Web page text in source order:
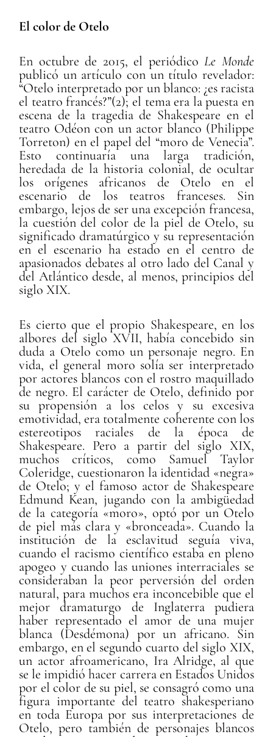
El color de Otelo
En octubre de 2015, el periódicoLe Monde
publicó un artículo con un título revelador:
“Otelo interpretado por un blanco: ¿es racista
el teatro francés?”(2); el tema era la puesta en
escena de la tragedia de Shakespeare en el
teatro Odéon con un actor blanco (Philippe
Torreton) en el papel del “moro de Venecia”.
Esto continuaría una larga tradición,
heredada de la historia colonial, de ocultar
los orígenes africanos de Otelo en el
escenario de los teatros franceses. Sin
embargo, lejos de ser una excepción francesa,
la cuestión del color de la piel de Otelo, su
significado dramatúrgico y su representación
en el escenario ha estado en el centro de
apasionados debates al otro lado del Canal y
del Atlántico desde, al menos, principios del
siglo XIX.
Es cierto que el propio Shakespeare, en los
albores del siglo XVII, había concebido sin
duda a Otelo como un personaje negro. En
vida, el general moro solía ser interpretado
por actores blancos con el rostro maquillado
de negro. El carácter de Otelo, definido por
su propensión a los celos y su excesiva
emotividad, era totalmente coherente con los
estereotipos raciales de la época de
Shakespeare. Pero a partir del siglo XIX,
muchos críticos, como Samuel Taylor
Coleridge, cuestionaron la identidad «negra»
de Otelo; y el famoso actor de Shakespeare
Edmund Kean, jugando con la ambigüedad
de la categoría «moro», optó por un Otelo
de piel más clara y «bronceada». Cuando la
institución de la esclavitud seguía viva,
cuando el racismo científico estaba en pleno
apogeo y cuando las uniones interraciales se
consideraban la peor perversión del orden
natural, para muchos era inconcebible que el
mejor dramaturgo de Inglaterra pudiera
haber representado el amor de una mujer
blanca (Desdémona) por un africano. Sin
embargo, en el segundo cuarto del siglo XIX,
un actor afroamericano, Ira Alridge, al que
se le impidió hacer carrera en Estados Unidos
por el color de su piel, se consagró como una
figura importante del teatro shakesperiano
en toda Europa por sus interpretaciones de
Otelo, pero también de personajes blancos